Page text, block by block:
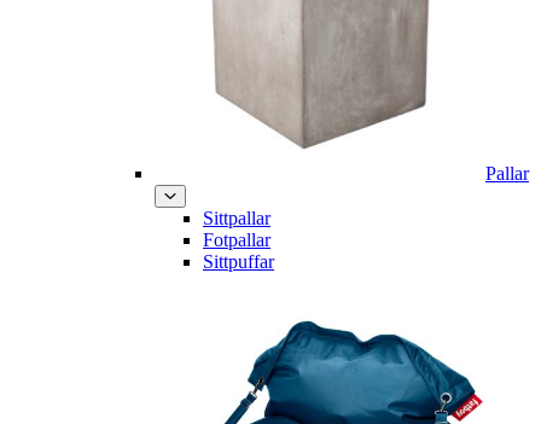
Pallar
Sittpallar
Fotpallar
Sittpuffar